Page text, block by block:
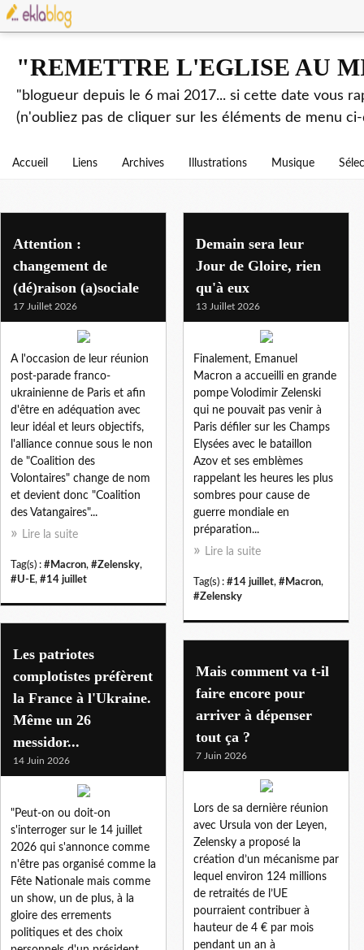
"REMETTRE L'EGLISE AU
"blogueur depuis le 6 mai 2017... si cette date vous
(n'oubliez pas de cliquer sur les éléments de menu
Accueil Liens Archives Illustrations Musique
zelensky
Attention :
changement de
(dé)raison (a)sociale
17 Juillet 2026
A l'occasion de leur réunion
post-parade franco-
ukrainienne de Paris et afin
d'être en adéquation avec
leur idéal et leurs objectifs,
l'alliance connue sous le non
de "Coalition des
Volontaires" change de nom
et devient donc "Coalition
des Vatangaires"...
Lire la suite
Tag(s) : #Macron, #Zelensky,
#U-E, #14 juillet
Demain sera leur
Jour de Gloire, rien
qu'à eux
13 Juillet 2026
Finalement, Emanuel
Macron a accueilli en grande
pompe Volodimir Zelenski
qui ne pouvait pas venir à
Paris défiler sur les Champs
Elysées avec le bataillon
Azov et ses emblèmes
rappelant les heures les plus
sombres pour cause de
guerre mondiale en
préparation...
Lire la suite
Tag(s) : #14 juillet, #Macron,
#Zelensky
Les patriotes
complotistes préfèrent
la France à l'Ukraine.
Même un 26
messidor...
14 Juin 2026
"Peut-on ou doit-on
s'interroger sur le 14 juillet
2026 qui s'annonce comme
n'être pas organisé comme la
Fête Nationale mais comme
un show, un de plus, à la
gloire des errements
politiques et des choix
Mais comment va t-il
faire encore pour
arriver à dépenser
tout ça ?
7 Juin 2026
Lors de sa dernière réunion
avec Ursula von der Leyen,
Zelensky a proposé la
création d’un mécanisme par
lequel environ 124 millions
de retraités de l’UE
pourraient contribuer à
hauteur de 4 € par mois
pendant un an à